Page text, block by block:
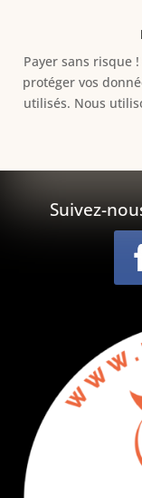
Payer sans risque
protéger vos
utilisés. Nous
Suivez-